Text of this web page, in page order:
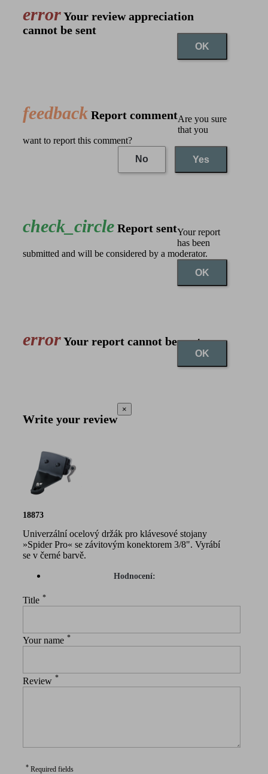
errorYour review appreciation
cannot be sent
OK
feedback Report commentAre you sure
that you
want to report this comment?
No
Yes
check_circle Report sentYour report
has been
submitted and will be considered by a moderator.
OK
errorYour report cannot be sent
OK
Write your review
×
18873
Univerzální ocelový držák pro klávesové stojany
»Spider Pro« se závitovým konektorem 3/8". Vyrábí
se v černé barvě.
Hodnocení:
Title *
Your name *
Review *
* Required fields